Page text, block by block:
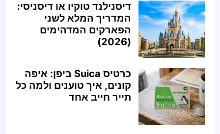
דיסנילנד טוקיו או דיסניסי:
המדריך המלא לשני
הפארקים המדהימים
(2026)
כרטיס Suica ביפן: איפה
קונים, איך טוענים ולמה כל
תייר חייב אחד